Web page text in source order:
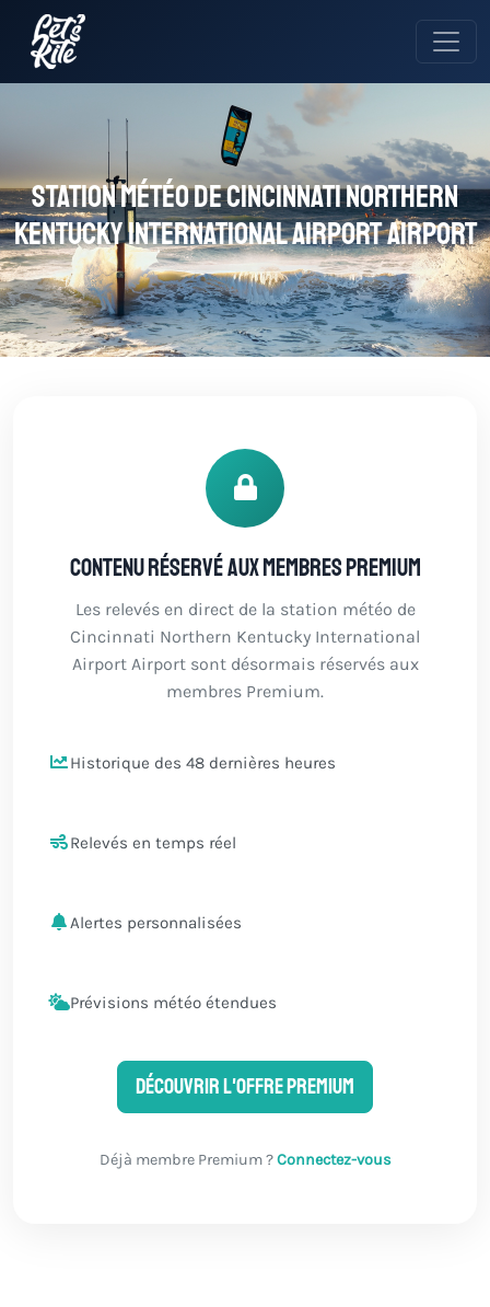
Station météo de Cincinnati Northern
Kentucky International Airport Airport
Contenu réservé aux membres Premium
Les relevés en direct de la station météo de
Cincinnati Northern Kentucky International
Airport Airport sont désormais réservés aux
membres Premium.
Historique des 48 dernières heures
Relevés en temps réel
Alertes personnalisées
Prévisions météo étendues
Découvrir l'offre Premium
Déjà membre Premium ?Connectez-vous